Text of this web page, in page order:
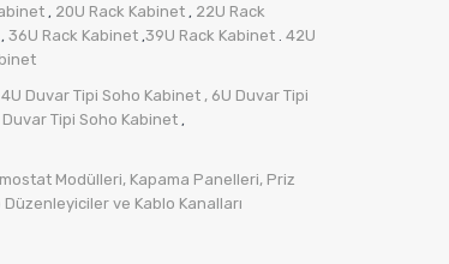
, 20U Rack Kabinet , 22U Rack
, 36U Rack Kabinet ,39U Rack Kabinet . 42U
4U Duvar Tipi Soho Kabinet , 6U Duvar Tipi
Duvar Tipi Soho Kabinet ,
Modülleri, Kapama Panelleri, Priz
Düzenleyiciler ve Kablo Kanalları